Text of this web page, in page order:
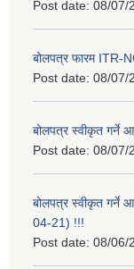
Post date: 08/07/
बोलपत्र फारम ITR-
Post date: 08/07/
बोलपत्र स्वीकृत गर्ने
Post date: 08/07/
बोलपत्र स्वीकृत
04-21) !!!
Post date: 08/06/